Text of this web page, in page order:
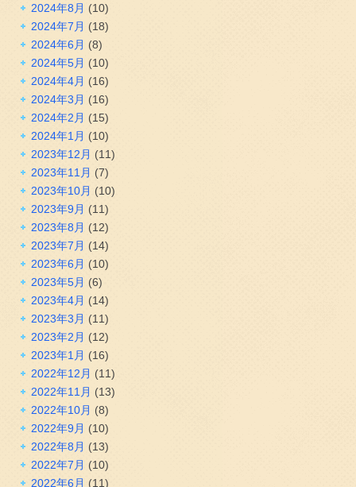
2024年8月 (10)
2024年7月 (18)
2024年6月 (8)
2024年5月 (10)
2024年4月 (16)
2024年3月 (16)
2024年2月 (15)
2024年1月 (10)
2023年12月 (11)
2023年11月 (7)
2023年10月 (10)
2023年9月 (11)
2023年8月 (12)
2023年7月 (14)
2023年6月 (10)
2023年5月 (6)
2023年4月 (14)
2023年3月 (11)
2023年2月 (12)
2023年1月 (16)
2022年12月 (11)
2022年11月 (13)
2022年10月 (8)
2022年9月 (10)
2022年8月 (13)
2022年7月 (10)
2022年6月 (11)